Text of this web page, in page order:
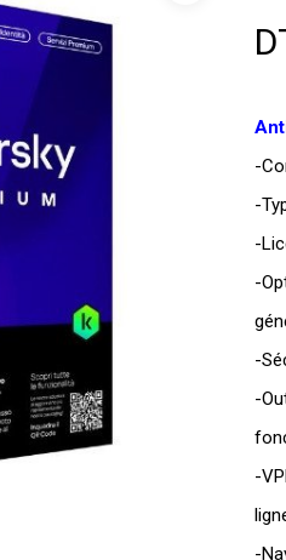
-
-
-
-
-
-
-
-